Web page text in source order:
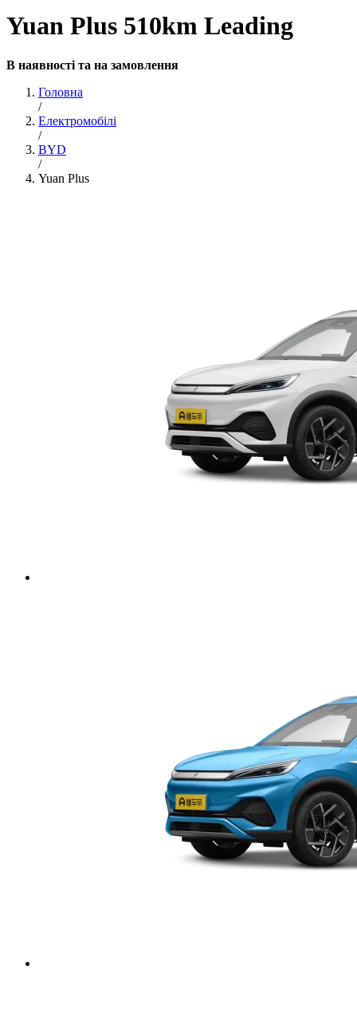
Yuan Plus 510km Leading
В наявності та на замовлення
Головна
/
Електромобілі
/
BYD
/
Yuan Plus